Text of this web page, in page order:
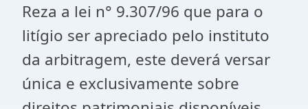
Reza a lei n° 9.307/96 que para o
litígio ser apreciado pelo instituto
da arbitragem, este deverá versar
única e exclusivamente sobre